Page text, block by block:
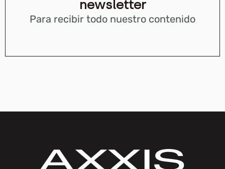
newsletter
Para recibir todo nuestro contenido